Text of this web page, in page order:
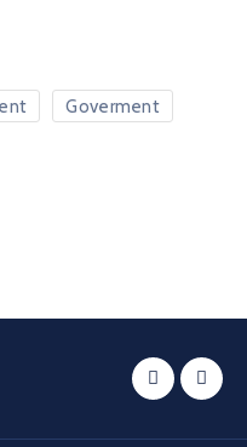
Goverment